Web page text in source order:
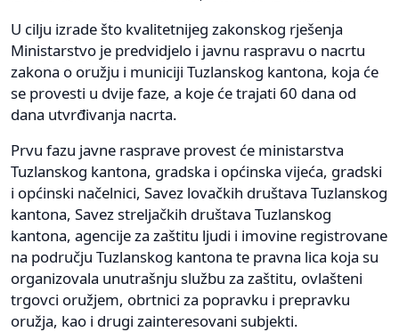
U cilju izrade što kvalitetnijeg zakonskog rješenja
Ministarstvo je predvidjelo i javnu raspravu o nacrtu
zakona o oružju i municiji Tuzlanskog kantona, koja će
se provesti u dvije faze, a koje će trajati 60 dana od
dana utvrđivanja nacrta.
Prvu fazu javne rasprave provest će ministarstva
Tuzlanskog kantona, gradska i općinska vijeća, gradski
i općinski načelnici, Savez lovačkih društava Tuzlanskog
kantona, Savez streljačkih društava Tuzlanskog
kantona, agencije za zaštitu ljudi i imovine registrovane
na području Tuzlanskog kantona te pravna lica koja su
organizovala unutrašnju službu za zaštitu, ovlašteni
trgovci oružjem, obrtnici za popravku i prepravku
oružja, kao i drugi zainteresovani subjekti.